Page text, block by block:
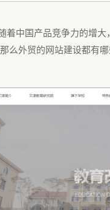
着中国产品竞争力的增
么外贸的网站建设都有哪